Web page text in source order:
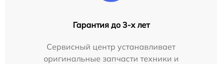
Гарантия до 3-х лет
Сервисный центр устанавливает
оригинальные запчасти техники и